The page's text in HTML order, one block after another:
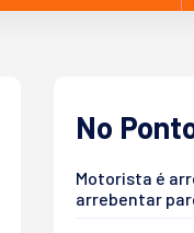
No
Motorista é
arrebentar